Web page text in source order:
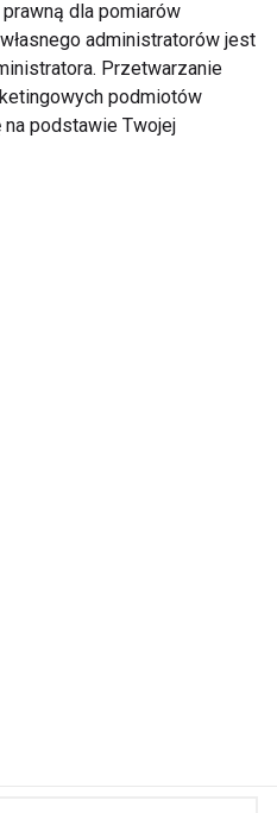
newslettera
informacji
dla pomiarów
administratorów jest
Przetwarzanie
podmiotów
podstawie Twojej